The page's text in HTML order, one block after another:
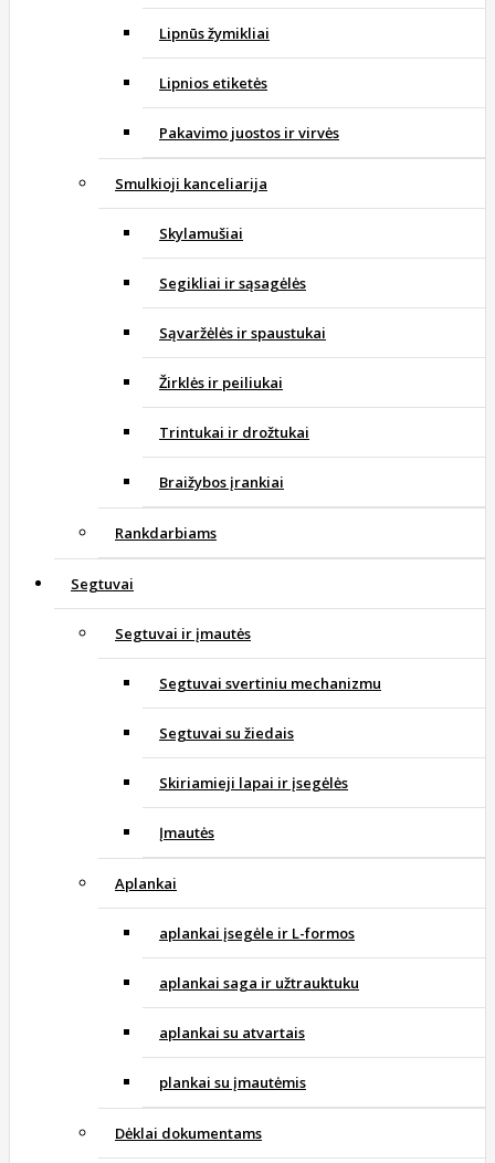
Lipnūs žymikliai
Lipnios etiketės
Pakavimo juostos ir virvės
Smulkioji kanceliarija
Skylamušiai
Segikliai ir sąsagėlės
Sąvaržėlės ir spaustukai
Žirklės ir peiliukai
Trintukai ir drožtukai
Braižybos įrankiai
Rankdarbiams
Segtuvai
Segtuvai ir įmautės
Segtuvai svertiniu mechanizmu
Segtuvai su žiedais
Skiriamieji lapai ir įsegėlės
Įmautės
Aplankai
aplankai įsegėle ir L-formos
aplankai saga ir užtrauktuku
aplankai su atvartais
plankai su įmautėmis
Dėklai dokumentams